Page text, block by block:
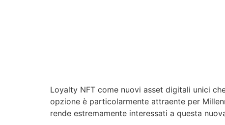
Loyalty NFT come nuovi asset digitali unici
opzione è particolarmente attraente per
rende estremamente interessati a questa